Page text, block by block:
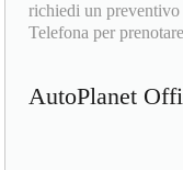
richiedi un preventivo
Telefona per
AutoPlanet